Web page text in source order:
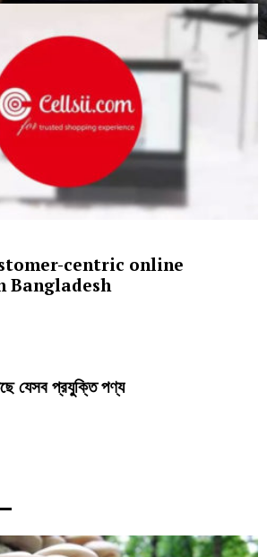
centric online
Bangladesh
যেসব প্রযু্ক্তি পণ্য